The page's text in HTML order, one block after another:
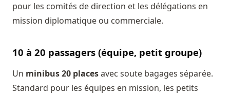
pour les comités de direction et les délégations en
mission diplomatique ou commerciale.
10 à 20 passagers (équipe, petit groupe)
Un minibus 20 placesavec soute bagages séparée.
Standard pour les équipes en mission, les petits